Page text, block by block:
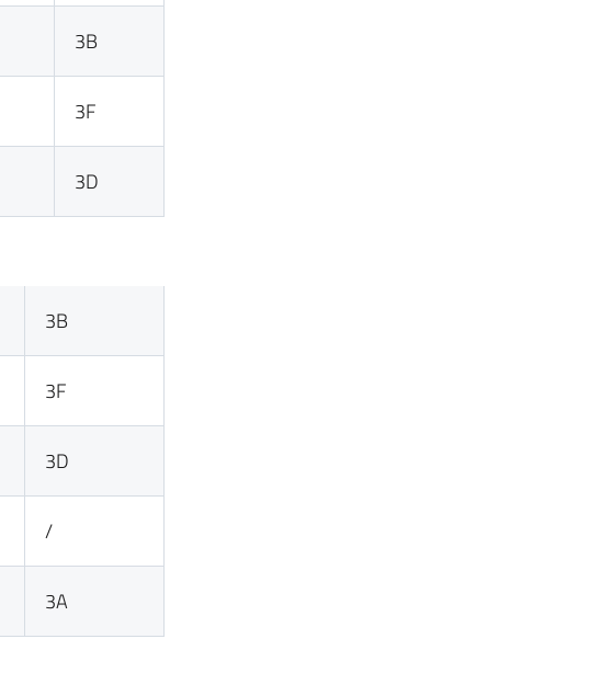
3B
3F
3D
3B
3F
3D
/
3A